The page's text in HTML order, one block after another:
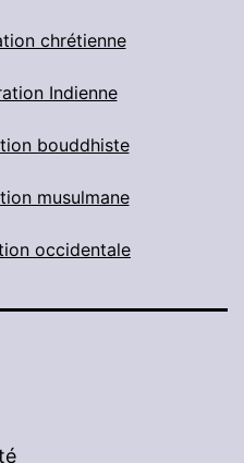
chrétienne
Indienne
bouddhiste
musulmane
occidentale